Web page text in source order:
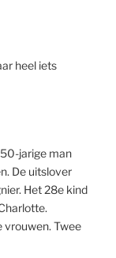
heel iets
jarige man
De uitslover
Het 28e kind
vrouwen. Twee